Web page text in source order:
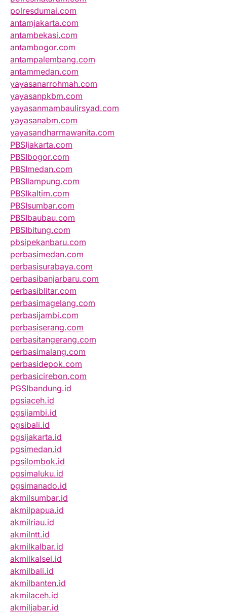
polresdumai.com
antamjakarta.com
antambekasi.com
antambogor.com
antampalembang.com
antammedan.com
yayasanarrohmah.com
yayasanpkbm.com
yayasanmambaulirsyad.com
yayasanabm.com
yayasandharmawanita.com
PBSIjakarta.com
PBSIbogor.com
PBSImedan.com
PBSIlampung.com
PBSIkaltim.com
PBSIsumbar.com
PBSIbaubau.com
PBSIbitung.com
pbsipekanbaru.com
perbasimedan.com
perbasisurabaya.com
perbasibanjarbaru.com
perbasiblitar.com
perbasimagelang.com
perbasijambi.com
perbasiserang.com
perbasitangerang.com
perbasimalang.com
perbasidepok.com
perbasicirebon.com
PGSIbandung.id
pgsiaceh.id
pgsijambi.id
pgsibali.id
pgsijakarta.id
pgsimedan.id
pgsilombok.id
pgsimaluku.id
pgsimanado.id
akmilsumbar.id
akmilpapua.id
akmilriau.id
akmilntt.id
akmilkalbar.id
akmilkalsel.id
akmilbali.id
akmilbanten.id
akmilaceh.id
akmiljabar.id